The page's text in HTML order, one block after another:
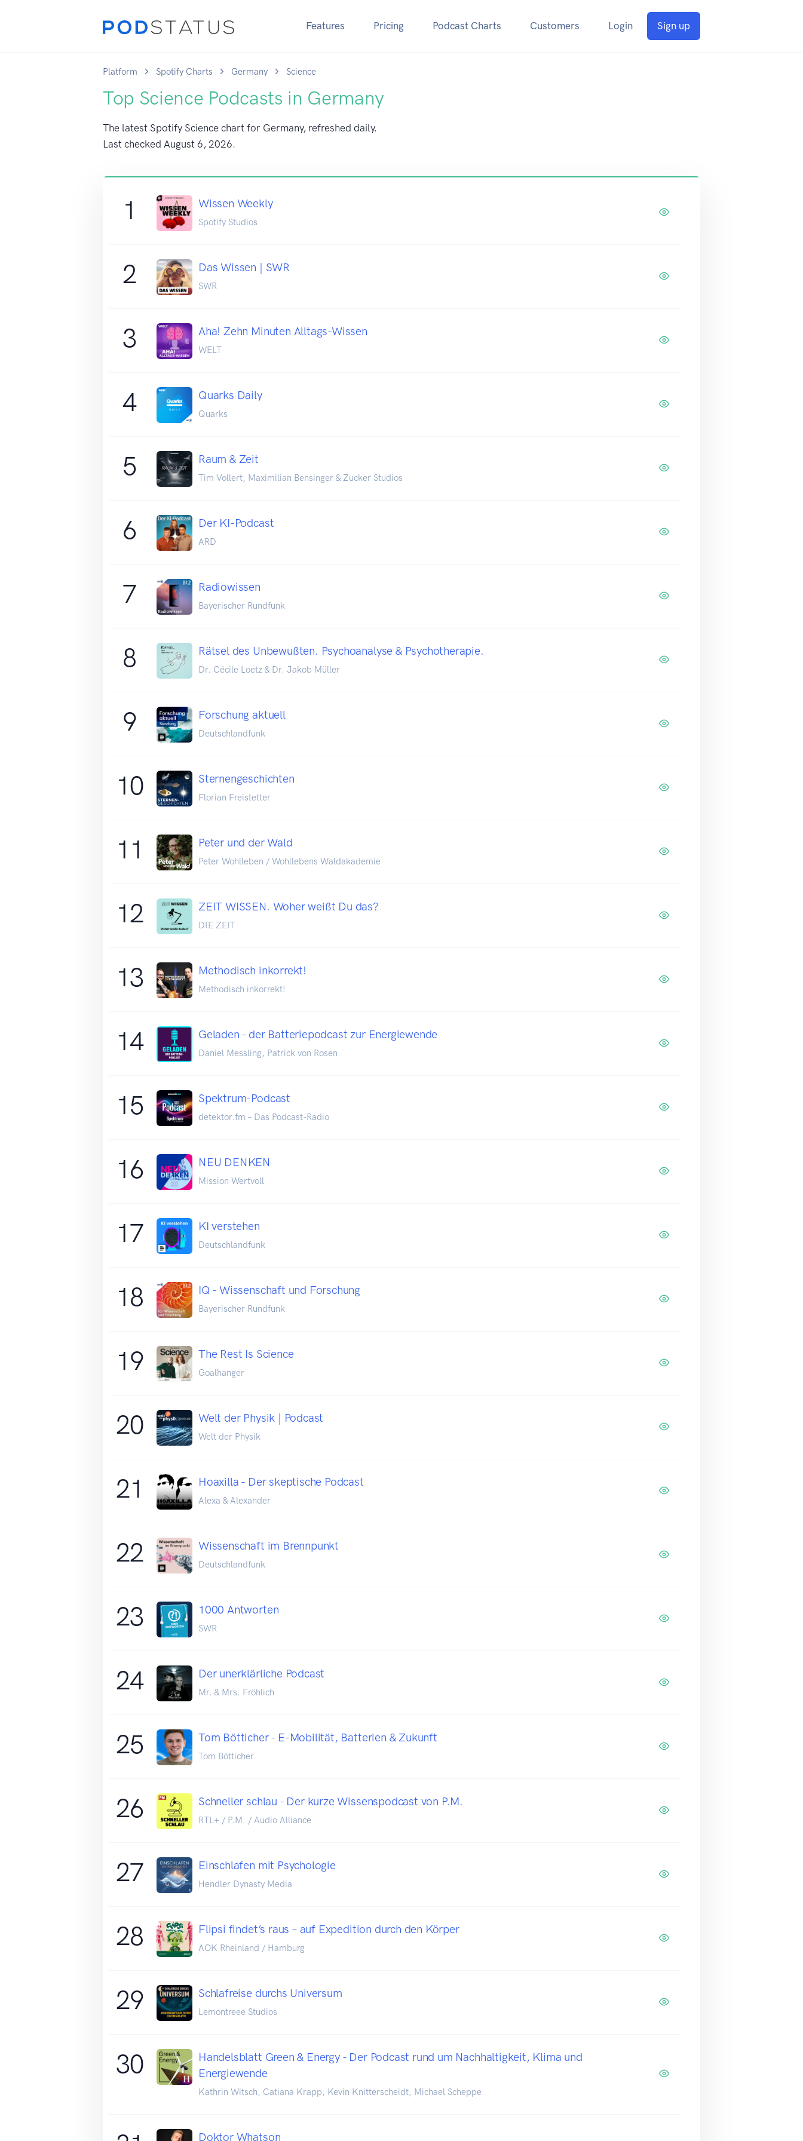
Features Pricing Podcast Charts Customers Login Sign up
Platform Spotify Charts Germany Science
Top Science Podcasts in Germany
The latest Spotify Science chart for Germany, refreshed daily.
Last checked August 6, 2026.
1 Wissen Weekly
Spotify Studios
2 Das Wissen | SWR
SWR
3 Aha! Zehn Minuten Alltags-Wissen
WELT
4 Quarks Daily
Quarks
5 Raum & Zeit
Tim Vollert, Maximilian Bensinger & Zucker Studios
6 Der KI-Podcast
ARD
7 Radiowissen
Bayerischer Rundfunk
8 Rätsel des Unbewußten. Psychoanalyse & Psychotherapie.
Dr. Cécile Loetz & Dr. Jakob Müller
9 Forschung aktuell
Deutschlandfunk
10 Sternengeschichten
Florian Freistetter
11 Peter und der Wald
Peter Wohlleben / Wohllebens Waldakademie
12 ZEIT WISSEN. Woher weißt Du das?
DIE ZEIT
13 Methodisch inkorrekt!
Methodisch inkorrekt!
14 Geladen - der Batteriepodcast zur Energiewende
Daniel Messling, Patrick von Rosen
15 Spektrum-Podcast
detektor.fm – Das Podcast-Radio
16 NEU DENKEN
Mission Wertvoll
17 KI verstehen
Deutschlandfunk
18 IQ - Wissenschaft und Forschung
Bayerischer Rundfunk
19 The Rest Is Science
Goalhanger
20 Welt der Physik | Podcast
Welt der Physik
21 Hoaxilla - Der skeptische Podcast
Alexa & Alexander
22 Wissenschaft im Brennpunkt
Deutschlandfunk
23 1000 Antworten
SWR
24 Der unerklärliche Podcast
Mr. & Mrs. Fröhlich
25 Tom Bötticher - E-Mobilität, Batterien & Zukunft
Tom Bötticher
26 Schneller schlau - Der kurze Wissenspodcast von P.M.
RTL+ / P.M. / Audio Alliance
27 Einschlafen mit Psychologie
Hendler Dynasty Media
28 Flipsi findet’s raus – auf Expedition durch den Körper
AOK Rheinland / Hamburg
29 Schlafreise durchs Universum
Lemontreee Studios
30
Handelsblatt Green & Energy - Der Podcast rund um Nachhaltigkeit, Klima und
Energiewende
Kathrin Witsch, Catiana Krapp, Kevin Knitterscheidt, Michael Scheppe
Doktor Whatson